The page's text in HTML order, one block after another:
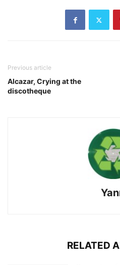
Previous article
Alcazar, Crying at the
discotheque
RELATED